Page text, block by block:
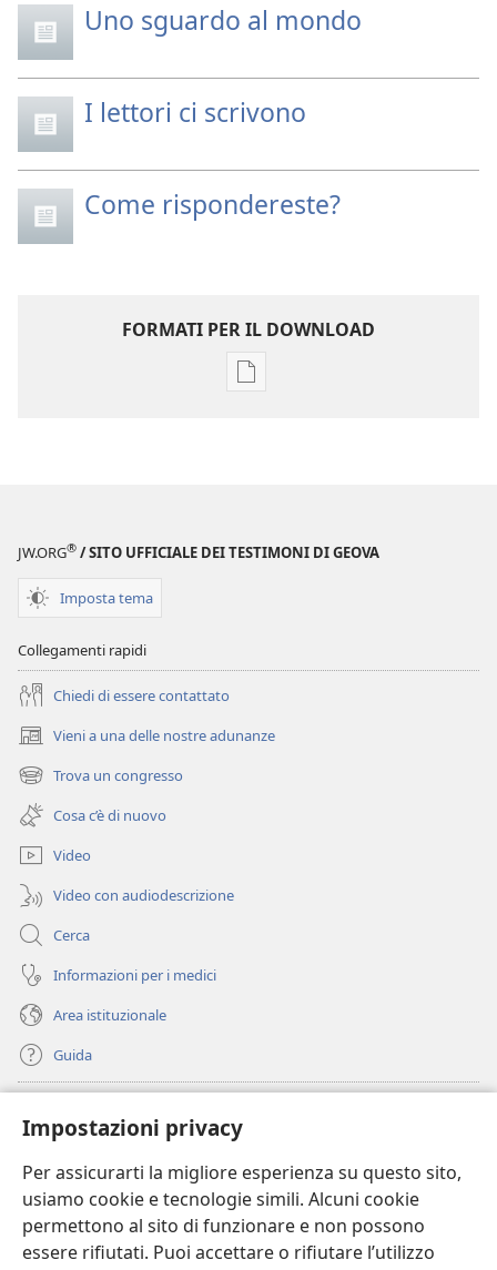
Impostazioni privacy
Per assicurarti la migliore esperienza su questo sito,
usiamo cookie e tecnologie simili. Alcuni cookie
permettono al sito di funzionare e non possono
essere rifiutati. Puoi accettare o rifiutare l’utilizzo
Uno sguardo al mondo
I lettori ci scrivono
Come rispondereste?
FORMATI PER IL DOWNLOAD
Opzioni
SVEGLIATEVI!
JW.ORG® / SITO UFFICIALE DEI TESTIMONI DI GEOVA
Imposta tema
Collegamenti rapidi
Chiedi di essere contattato
Vieni a una delle nostre adunanze
(apre
una
nuova
finestra)
Trova un congresso
(apre
una
nuova
finestra)
Cosa c’è di nuovo
Video
Video con audiodescrizione
Cerca
Informazioni per i medici
Area istituzionale
Guida
(apre
una
nuova
finestra)
BIBLIOTECA ONLINE Watchtower
(apre
una
nuova
finestra)
JW Hub
(apre
una